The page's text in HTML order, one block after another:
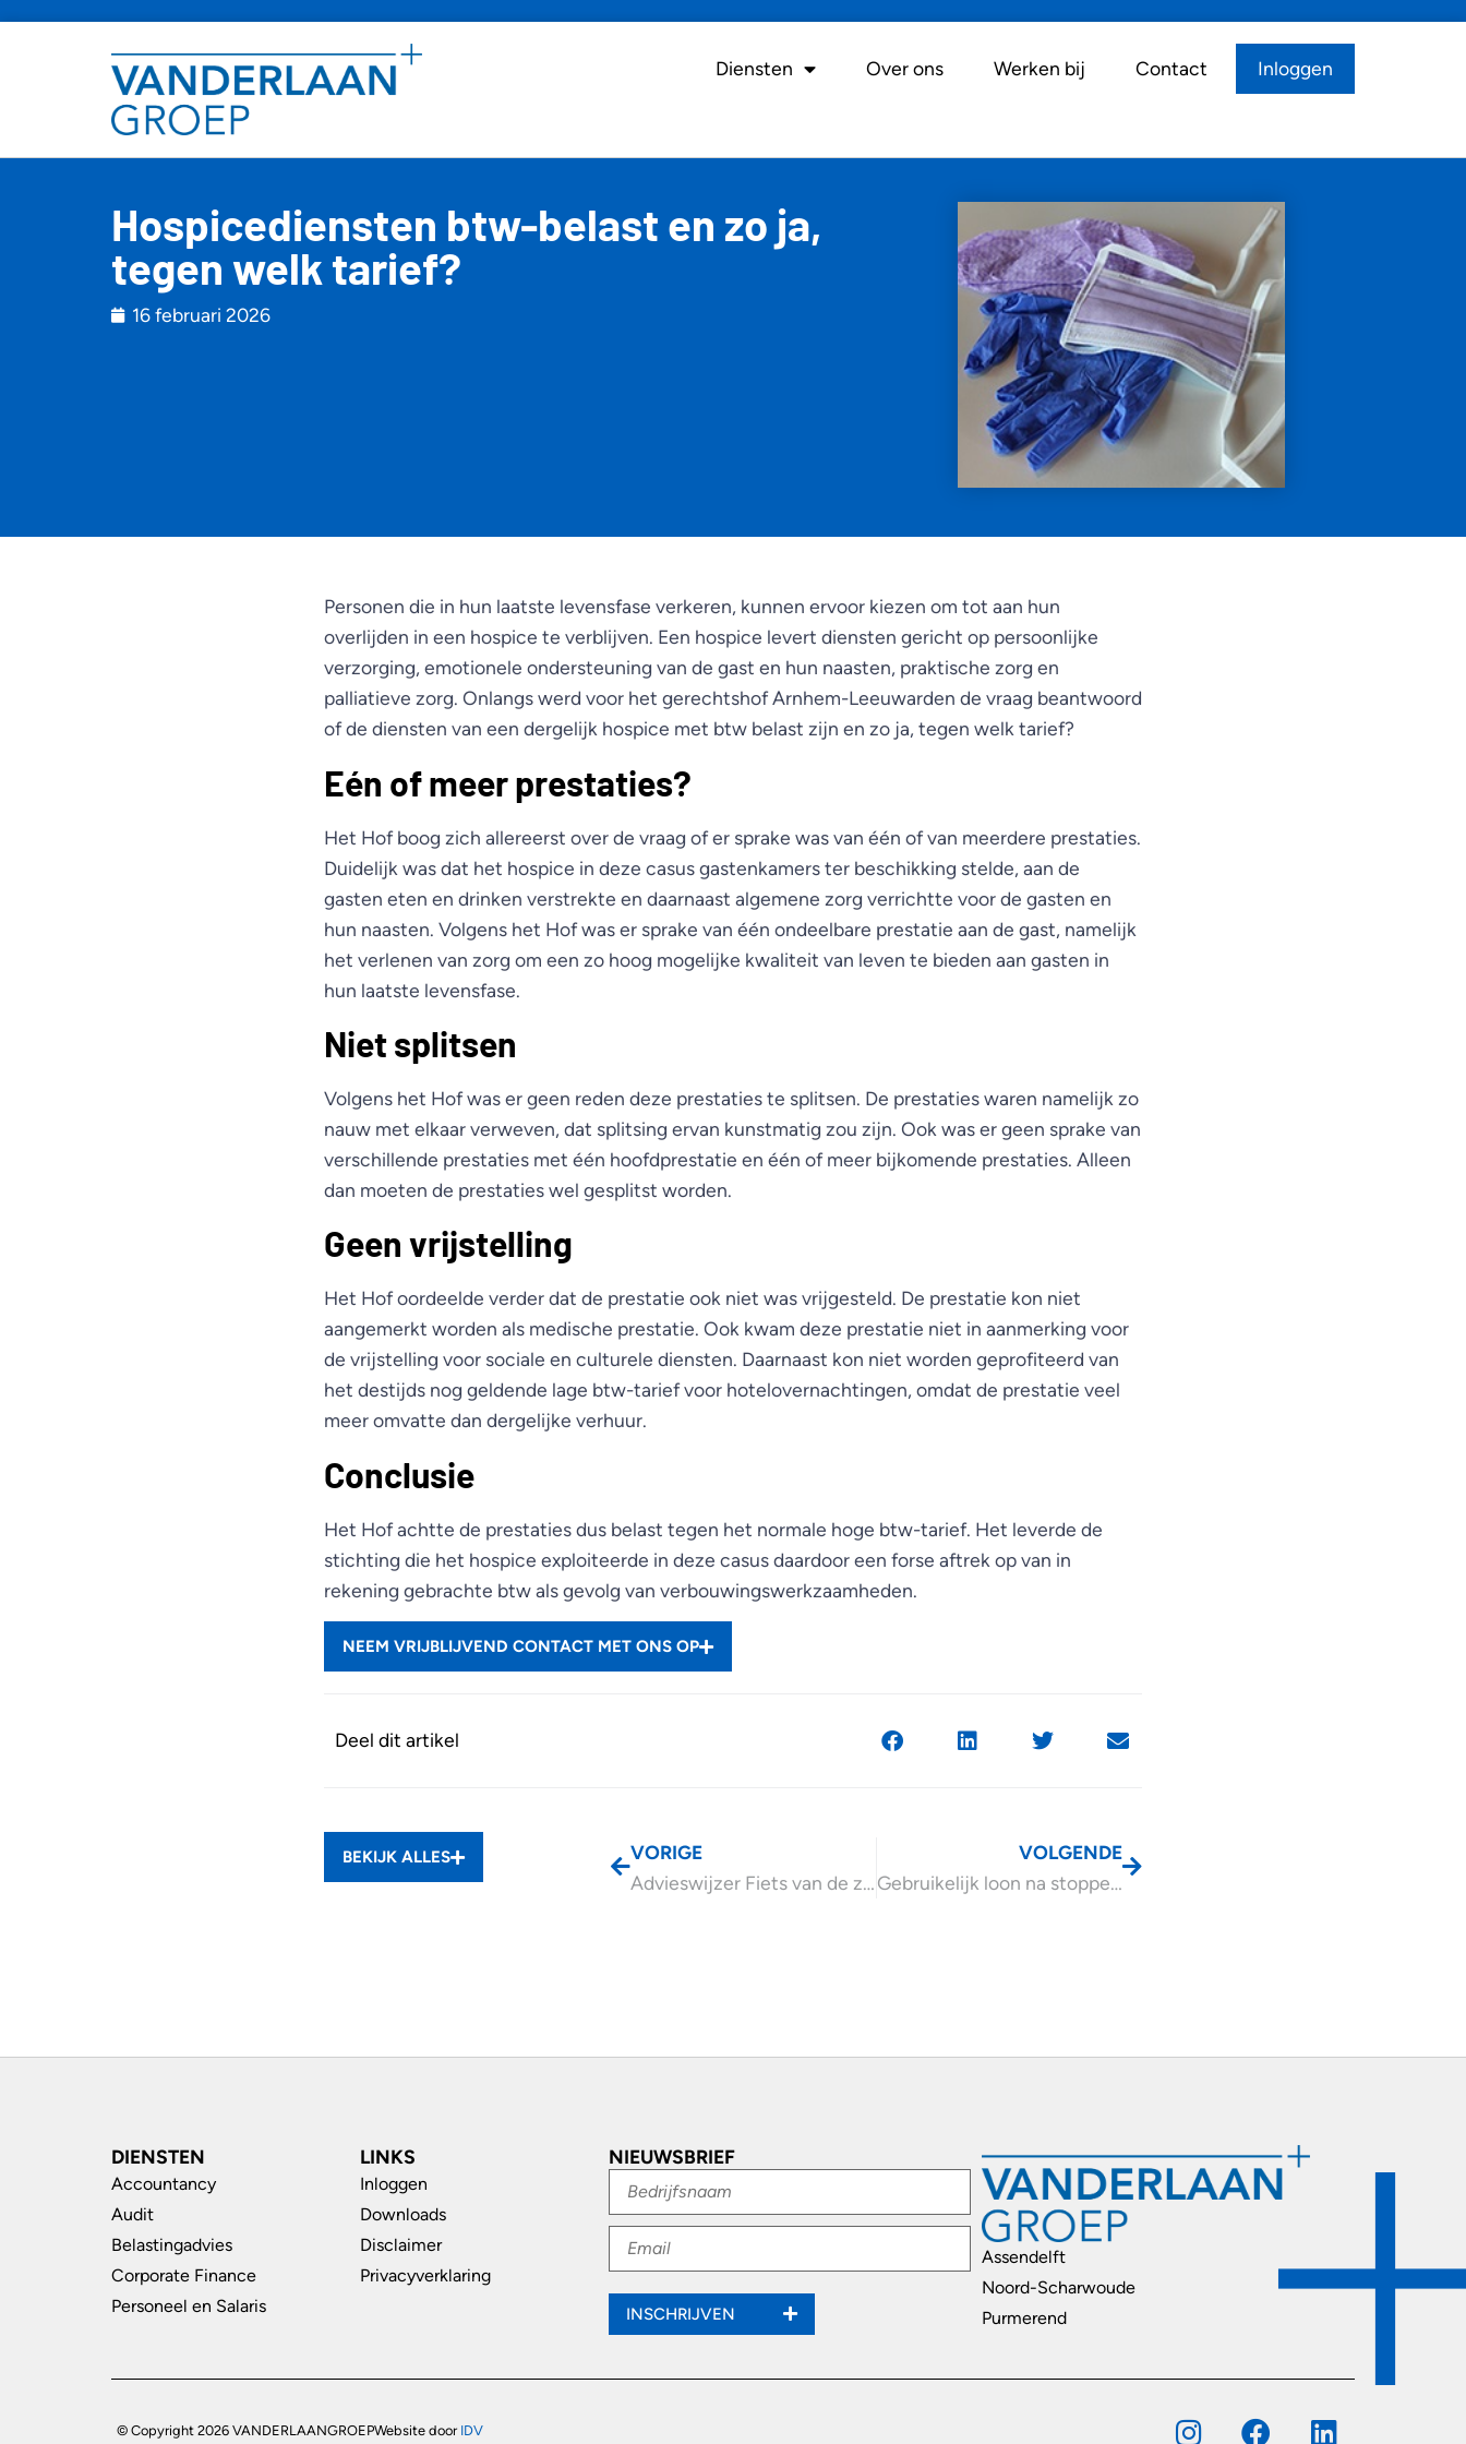
Diensten Over ons Werken bij Contact Inloggen
Hospicediensten btw-belast en zo ja,
tegen welk tarief?
16 februari 2026
Personen die in hun laatste levensfase verkeren, kunnen ervoor kiezen om tot aan hun
overlijden in een hospice te verblijven. Een hospice levert diensten gericht op persoonlijke
verzorging, emotionele ondersteuning van de gast en hun naasten, praktische zorg en
palliatieve zorg. Onlangs werd voor het gerechtshof Arnhem-Leeuwarden de vraag beantwoord
of de diensten van een dergelijk hospice met btw belast zijn en zo ja, tegen welk tarief?
Eén of meer prestaties?
Het Hof boog zich allereerst over de vraag of er sprake was van één of van meerdere prestaties.
Duidelijk was dat het hospice in deze casus gastenkamers ter beschikking stelde, aan de
gasten eten en drinken verstrekte en daarnaast algemene zorg verrichtte voor de gasten en
hun naasten. Volgens het Hof was er sprake van één ondeelbare prestatie aan de gast, namelijk
het verlenen van zorg om een zo hoog mogelijke kwaliteit van leven te bieden aan gasten in
hun laatste levensfase.
Niet splitsen
Volgens het Hof was er geen reden deze prestaties te splitsen. De prestaties waren namelijk zo
nauw met elkaar verweven, dat splitsing ervan kunstmatig zou zijn. Ook was er geen sprake van
verschillende prestaties met één hoofdprestatie en één of meer bijkomende prestaties. Alleen
dan moeten de prestaties wel gesplitst worden.
Geen vrijstelling
Het Hof oordeelde verder dat de prestatie ook niet was vrijgesteld. De prestatie kon niet
aangemerkt worden als medische prestatie. Ook kwam deze prestatie niet in aanmerking voor
de vrijstelling voor sociale en culturele diensten. Daarnaast kon niet worden geprofiteerd van
het destijds nog geldende lage btw-tarief voor hotelovernachtingen, omdat de prestatie veel
meer omvatte dan dergelijke verhuur.
Conclusie
Het Hof achtte de prestaties dus belast tegen het normale hoge btw-tarief. Het leverde de
stichting die het hospice exploiteerde in deze casus daardoor een forse aftrek op van in
rekening gebrachte btw als gevolg van verbouwingswerkzaamheden.
NEEM VRIJBLIJVEND CONTACT MET ONS OP
Deel dit artikel
BEKIJK ALLES
VORIGE
Advieswijzer Fiets van de zaak
VOLGENDE
Gebruikelijk loon na stoppen onderneming
DIENSTEN
Accountancy
Audit
Belastingadvies
Corporate Finance
Personeel en Salaris
LINKS
Inloggen
Downloads
Disclaimer
Privacyverklaring
NIEUWSBRIEF
INSCHRIJVEN
Assendelft
Noord-Scharwoude
Purmerend
© Copyright 2026 VANDERLAANGROEPWebsite door IDV